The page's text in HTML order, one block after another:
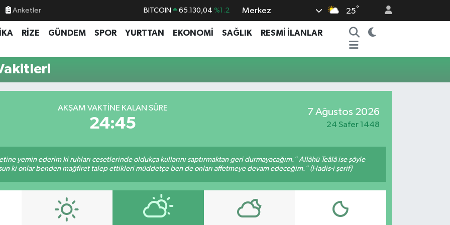
Anketler BITCOIN 65.130,04 %1.2
DOLAR 47,7106 %0.17
GRAM ALTIN 6618.49 %2.12
Merkez 25°
RİZE GÜNDEM SPOR YURTTAN EKONOMİ SAĞLIK
RESMİ İLANLAR
AKŞAM VAKTINE KALAN SÜRE
24:45
7 Ağustos 2026
24 Safer 1448
yemin ederim ki ruhları cesetlerinde oldukça kullarını saptırmaktan geri durmayacağım." Allâhü Teâlâ ise şöyle
ki onlar benden mağfiret talep ettikleri müddetçe ben de onları affetmeye devam edeceğim." (Hadis-i şerif)